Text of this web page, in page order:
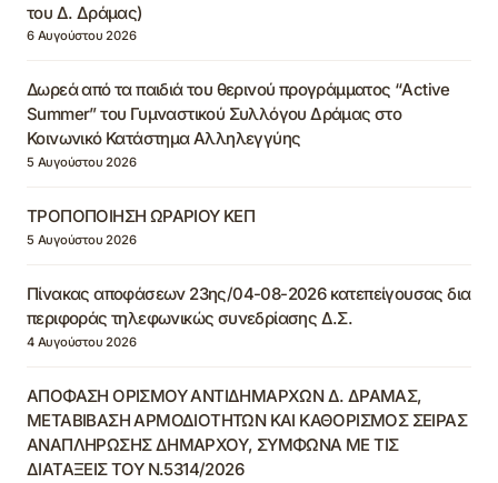
του Δ. Δράμας)
6 Αυγούστου 2026
Δωρεά από τα παιδιά του θερινού προγράμματος “Active
Summer” του Γυμναστικού Συλλόγου Δράμας στο
Κοινωνικό Κατάστημα Αλληλεγγύης
5 Αυγούστου 2026
ΤΡΟΠΟΠΟΙΗΣΗ ΩΡΑΡΙΟΥ ΚΕΠ
5 Αυγούστου 2026
Πίνακας αποφάσεων 23ης/04-08-2026 κατεπείγουσας δια
περιφοράς τηλεφωνικώς συνεδρίασης Δ.Σ.
4 Αυγούστου 2026
ΑΠΟΦΑΣΗ ΟΡΙΣΜΟΥ ΑΝΤΙΔΗΜΑΡΧΩΝ Δ. ΔΡΑΜΑΣ,
ΜΕΤΑΒΙΒΑΣΗ ΑΡΜΟΔΙΟΤΗΤΩΝ ΚΑΙ ΚΑΘΟΡΙΣΜΟΣ ΣΕΙΡΑΣ
ΑΝΑΠΛΗΡΩΣΗΣ ΔΗΜΑΡΧΟΥ, ΣΥΜΦΩΝΑ ΜΕ ΤΙΣ
ΔΙΑΤΑΞΕΙΣ ΤΟΥ Ν.5314/2026